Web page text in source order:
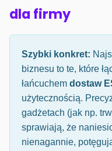
dla firmy
Szybki konkret:
biznesu to te, które
łańcuchem dostaw
użytecznością.
gadżetach (jak np.
sprawiają, że
nienagannie,